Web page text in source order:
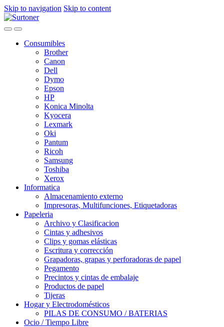
Skip to navigation Skip to content
Consumibles
Brother
Canon
Dell
Dymo
Epson
HP
Konica Minolta
Kyocera
Lexmark
Oki
Pantum
Ricoh
Samsung
Toshiba
Xerox
Informatica
Almacenamiento externo
Impresoras, Multifunciones, Etiquetadoras
Papeleria
Archivo y Clasificacion
Cintas y adhesivos
Clips y gomas elásticas
Escritura y corrección
Grapadoras, grapas y perforadoras de papel
Pegamento
Precintos y cintas de embalaje
Productos de papel
Tijeras
Hogar y Electrodomésticos
PILAS DE CONSUMO / BATERIAS
Ocio / Tiempo Libre